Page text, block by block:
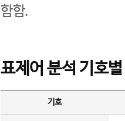
함함.
표제어 분석 기호
기호